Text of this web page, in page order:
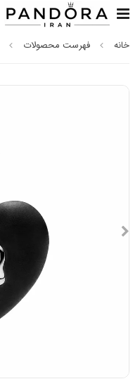
خانه فهرست محصولات